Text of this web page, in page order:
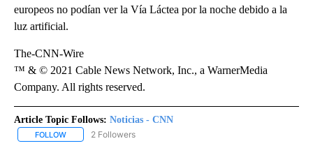
europeos no podían ver la Vía Láctea por la noche debido a la
luz artificial.
The-CNN-Wire
™ & © 2021 Cable News Network, Inc., a WarnerMedia
Company. All rights reserved.
Article Topic Follows: Noticias - CNN
FOLLOW FOLLOW "NOTICIAS - CNN" TO RECEIVE NOTIFICATIONS ABOUT
2 Followers